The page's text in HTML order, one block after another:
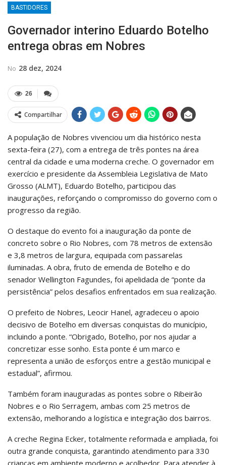
BASTIDORES
Governador interino Eduardo Botelho
entrega obras em Nobres
No 28 dez, 2024
26
Compartilhar
A população de Nobres vivenciou um dia histórico nesta
sexta-feira (27), com a entrega de três pontes na área
central da cidade e uma moderna creche. O governador em
exercício e presidente da Assembleia Legislativa de Mato
Grosso (ALMT), Eduardo Botelho, participou das
inaugurações, reforçando o compromisso do governo com o
progresso da região.
O destaque do evento foi a inauguração da ponte de
concreto sobre o Rio Nobres, com 78 metros de extensão
e 3,8 metros de largura, equipada com passarelas
iluminadas. A obra, fruto de emenda de Botelho e do
senador Wellington Fagundes, foi apelidada de “ponte da
persistência” pelos desafios enfrentados em sua realização.
O prefeito de Nobres, Leocir Hanel, agradeceu o apoio
decisivo de Botelho em diversas conquistas do município,
incluindo a ponte. “Obrigado, Botelho, por nos ajudar a
concretizar esse sonho. Esta ponte é um marco e
representa a união de esforços entre a gestão municipal e
estadual”, afirmou.
Também foram inauguradas as pontes sobre o Ribeirão
Nobres e o Rio Serragem, ambas com 25 metros de
extensão, melhorando a logística e integração dos bairros.
A creche Regina Ecker, totalmente reformada e ampliada, foi
outra grande conquista, garantindo atendimento para 330